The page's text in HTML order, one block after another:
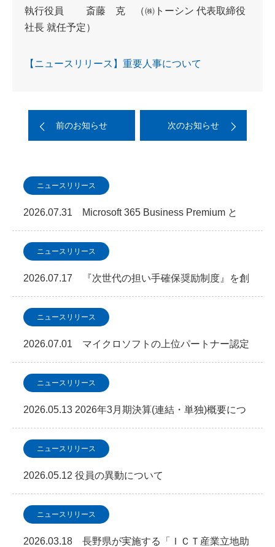
執行役員 斎藤 克 （㈱トーシン 代表取締役
社長 就任予定）
【ニュースリリース】重要人事について
前のお知らせ 次のお知らせ
ニュースリリース
2026.07.31 Microsoft 365 Business Premium と
SOC 監視を…
ニュースリリース
2026.07.17 『次世代の担い手確保奨励制度』を創
設しました
ニュースリリース
2026.07.01 マイクロソフトの上位パートナー認定
資格「Microsoft Copilot」S…
ニュースリリース
2026.05.13 2026年3月期決算(連結・単独)概要につ
いてニュースリリース
2026.05.12 役員の異動について
ニュースリリース
2026.03.18 長野県が実施する「ＩＣＴ産業立地助